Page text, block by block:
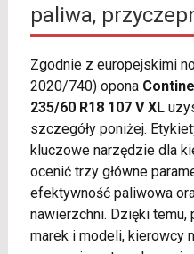
paliwa,
Zgodnie z europejskimi
2020/740) opona
235/60 R18 107 V XL
szczegóły poniżej.
kluczowe narzędzie dla
ocenić trzy główne
efektywność paliwowa
nawierzchni. Dzięki
marek i modeli, kierowcy